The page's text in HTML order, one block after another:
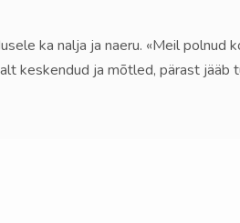
ka nalja ja naeru. «Meil polnud
keskendud ja mõtled, pärast jääb